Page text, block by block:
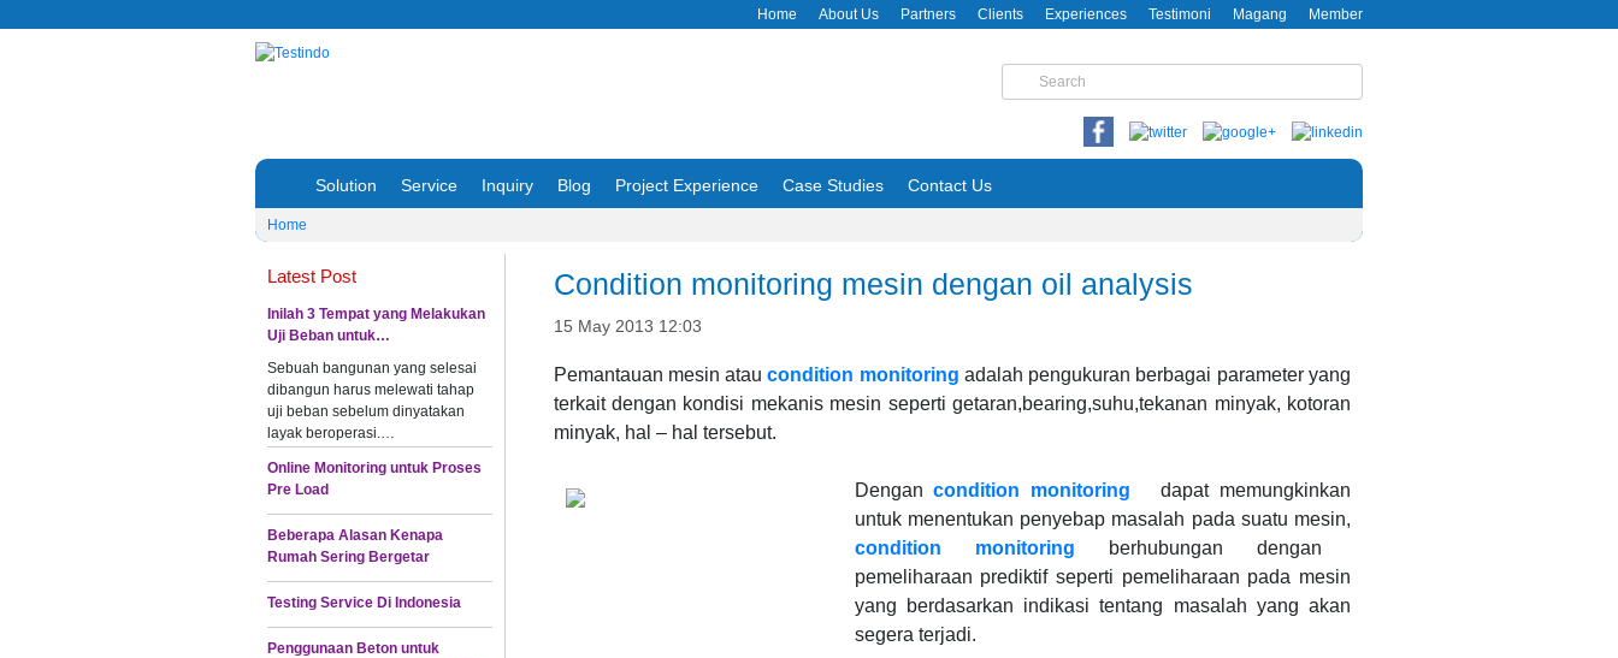
Home About Us Partners Clients Experiences Testimoni Magang Member
Solution Service Inquiry Blog Project Experience Case Studies Contact Us
Home
Latest Post
Inilah 3 Tempat yang Melakukan
Uji Beban untuk…
Sebuah bangunan yang selesai
dibangun harus melewati tahap
uji beban sebelum dinyatakan
layak beroperasi.…
Online Monitoring untuk Proses
Pre Load
Beberapa Alasan Kenapa
Rumah Sering Bergetar
Testing Service Di Indonesia
Penggunaan Beton untuk
Condition monitoring mesin dengan oil analysis
15 May 2013 12:03
Pemantauan mesin ataucondition monitoring adalah pengukuran berbagai parameter yang
terkait dengan kondisi mekanis mesin seperti getaran,bearing,suhu,tekanan minyak, kotoran
minyak, hal – hal tersebut.
Dengancondition monitoring
dapat memungkinkan
untuk menentukan penyebap masalah pada suatu mesin,
condition monitoring
berhubungan dengan
pemeliharaan prediktif seperti pemeliharaan pada mesin
yang berdasarkan indikasi tentang masalah yang akan
segera terjadi.